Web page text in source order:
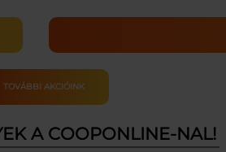
TOVÁBBI AKCIÓINK
A COOPONLINE-NAL!